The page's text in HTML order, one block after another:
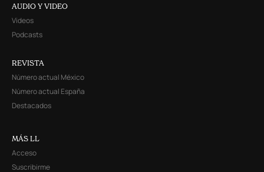
AUDIO Y VIDEO
Videos
Podcasts
REVISTA
Número actual México
Número actual España
Destacados
MÁS LL
Acceso
Suscribirme